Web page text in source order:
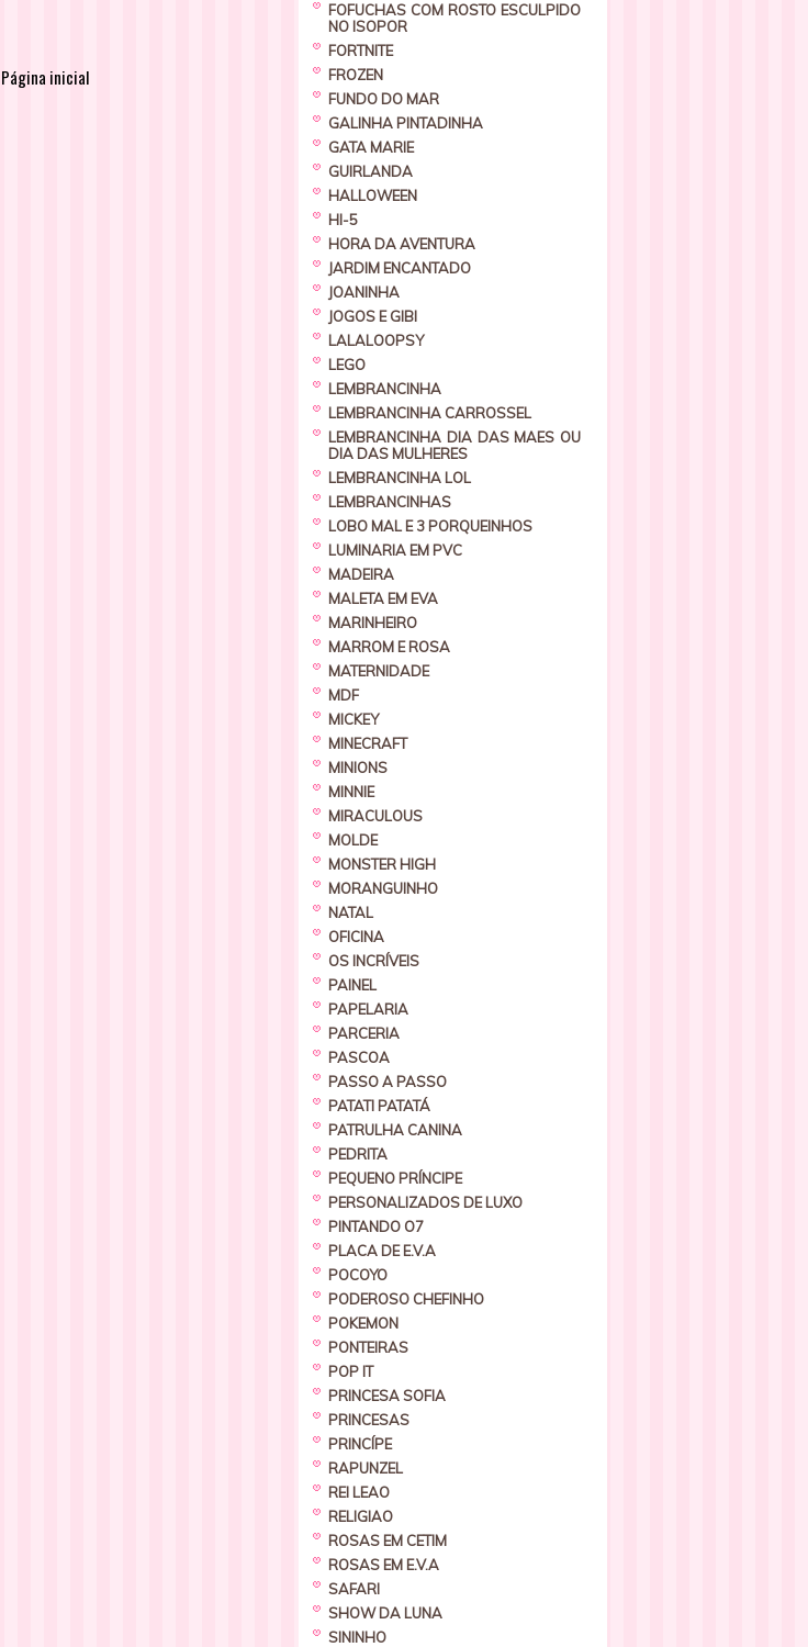
Página inicial
FOFUCHAS COM ROSTO ESCULPIDO
NO ISOPOR
FORTNITE
FROZEN
FUNDO DO MAR
GALINHA PINTADINHA
GATA MARIE
GUIRLANDA
HALLOWEEN
HI-5
HORA DA AVENTURA
JARDIM ENCANTADO
JOANINHA
JOGOS E GIBI
LALALOOPSY
LEGO
LEMBRANCINHA
LEMBRANCINHA CARROSSEL
LEMBRANCINHA DIA DAS MAES OU
DIA DAS MULHERES
LEMBRANCINHA LOL
LEMBRANCINHAS
LOBO MAL E 3 PORQUEINHOS
LUMINARIA EM PVC
MADEIRA
MALETA EM EVA
MARINHEIRO
MARROM E ROSA
MATERNIDADE
MDF
MICKEY
MINECRAFT
MINIONS
MINNIE
MIRACULOUS
MOLDE
MONSTER HIGH
MORANGUINHO
NATAL
OFICINA
OS INCRÍVEIS
PAINEL
PAPELARIA
PARCERIA
PASCOA
PASSO A PASSO
PATATI PATATÁ
PATRULHA CANINA
PEDRITA
PEQUENO PRÍNCIPE
PERSONALIZADOS DE LUXO
PINTANDO O7
PLACA DE E.V.A
POCOYO
PODEROSO CHEFINHO
POKEMON
PONTEIRAS
POP IT
PRINCESA SOFIA
PRINCESAS
PRINCÍPE
RAPUNZEL
REI LEAO
RELIGIAO
ROSAS EM CETIM
ROSAS EM E.V.A
SAFARI
SHOW DA LUNA
SININHO